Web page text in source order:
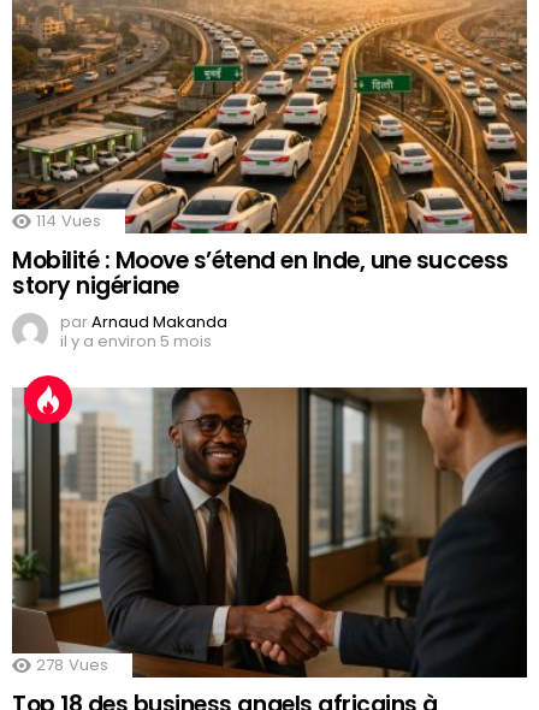
114 Vues
Mobilité : Moove s’étend en Inde, une success
story nigériane
parArnaud Makanda
il y a environ 5 mois
278 Vues